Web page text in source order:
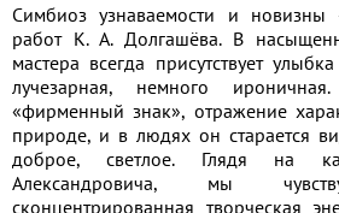
Симбиоз узнаваемости и новизны
работ К. А. Долгашёва. В
мастера всегда присутствует
лучезарная, немного
«фирменный знак», отражение
природе, и в людях он старается
доброе, светлое. Глядя на
Александровича, мы
сконцентрированная творческая